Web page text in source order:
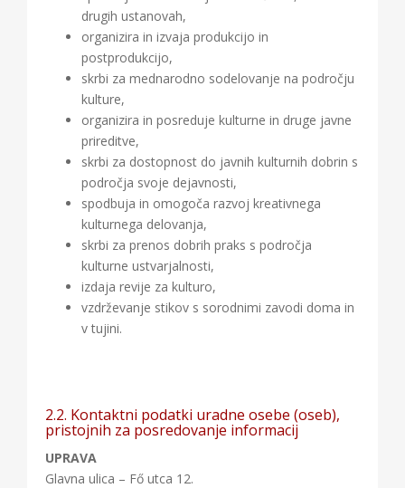
drugih ustanovah,
organizira in izvaja produkcijo in
postprodukcijo,
skrbi za mednarodno sodelovanje na področju
kulture,
organizira in posreduje kulturne in druge javne
prireditve,
skrbi za dostopnost do javnih kulturnih dobrin s
področja svoje dejavnosti,
spodbuja in omogoča razvoj kreativnega
kulturnega delovanja,
skrbi za prenos dobrih praks s področja
kulturne ustvarjalnosti,
izdaja revije za kulturo,
vzdrževanje stikov s sorodnimi zavodi doma in
v tujini.
2.2. Kontaktni podatki uradne osebe (oseb),
pristojnih za posredovanje informacij
UPRAVA
Glavna ulica – Fő utca 12.